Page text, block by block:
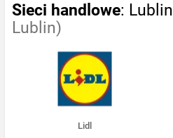
Sieci handlowe: Lublin
Lublin)
Lidl